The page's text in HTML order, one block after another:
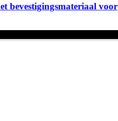
bevestigingsmateriaal voor